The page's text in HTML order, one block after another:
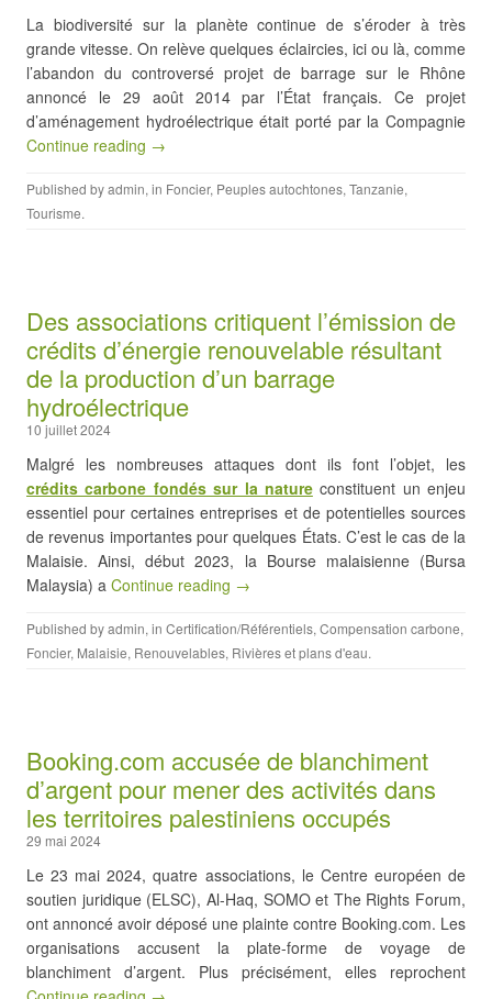
La biodiversité sur la planète continue de s’éroder à très
grande vitesse. On relève quelques éclaircies, ici ou là, comme
l’abandon du controversé projet de barrage sur le Rhône
annoncé le 29 août 2014 par l’État français. Ce projet
d’aménagement hydroélectrique était porté par la Compagnie
Continue reading →
Published byadmin, in Foncier, Peuples autochtones, Tanzanie,
Tourisme.
Des associations critiquent l’émission de
crédits d’énergie renouvelable résultant
de la production d’un barrage
hydroélectrique
10 juillet 2024
Malgré les nombreuses attaques dont ils font l’objet, les
crédits carbone fondés sur la natureconstituent un enjeu
essentiel pour certaines entreprises et de potentielles sources
de revenus importantes pour quelques États. C’est le cas de la
Malaisie. Ainsi, début 2023, la Bourse malaisienne (Bursa
Malaysia) a Continue reading →
Published byadmin, in Certification/Référentiels, Compensation carbone,
Foncier, Malaisie, Renouvelables, Rivières et plans d'eau.
Booking.com accusée de blanchiment
d’argent pour mener des activités dans
les territoires palestiniens occupés
29 mai 2024
Le 23 mai 2024, quatre associations, le Centre européen de
soutien juridique (ELSC), Al-Haq, SOMO et The Rights Forum,
ont annoncé avoir déposé une plainte contre Booking.com. Les
organisations accusent la plate-forme de voyage de
blanchiment d’argent. Plus précisément, elles reprochent